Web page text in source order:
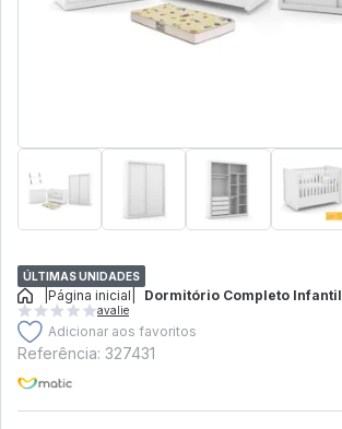
ÚLTIMAS UNIDADES
Página inicial Dormitório Completo Infantil
avalie
Adicionar aos favoritos
Referência: 327431